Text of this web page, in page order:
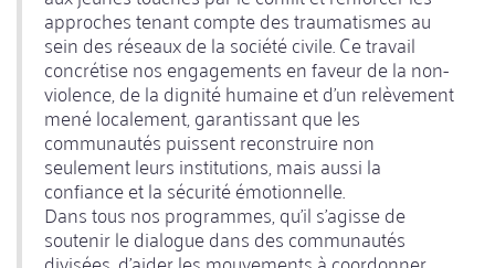
approches tenant compte des traumatismes au
sein des réseaux de la société civile. Ce travail
concrétise nos engagements en faveur de la non-
violence, de la dignité humaine et d'un relèvement
mené localement, garantissant que les
communautés puissent reconstruire non
seulement leurs institutions, mais aussi la
confiance et la sécurité émotionnelle.
Dans tous nos programmes, qu'il s'agisse de
soutenir le dialogue dans des communautés